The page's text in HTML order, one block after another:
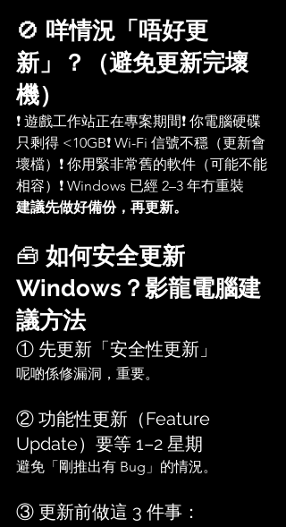
🚫 咩情況「唔好更
新」？（避免更新完壞
機）
❗ 遊戲工作站正在專案期間❗ 你電腦硬碟
只剩得 <10GB❗ Wi-Fi 信號不穩（更新會
壞檔）❗ 你用緊非常舊的軟件（可能不能
相容）❗ Windows 已經 2–3 年冇重裝
建議先做好備份，再更新。
🧰 如何安全更新
Windows？影龍電腦建
議方法
① 先更新「安全性更新」
呢啲係修漏洞，重要。
② 功能性更新（Feature
Update）要等 1–2 星期
避免「剛推出有 Bug」的情況。
③ 更新前做這 3 件事：